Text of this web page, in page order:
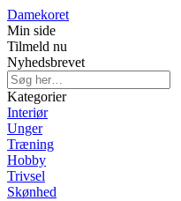
Damekoret
Min side
Tilmeld nu
Nyhedsbrevet
Kategorier
Interiør
Unger
Træning
Hobby
Trivsel
Skønhed